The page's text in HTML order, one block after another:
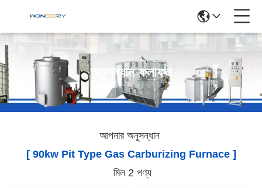
অনুসন্ধান ফলাফল
আপনার অনুসন্ধান
[ 90kw Pit Type Gas Carburizing Furnace ]
মিল 2 পণ্য